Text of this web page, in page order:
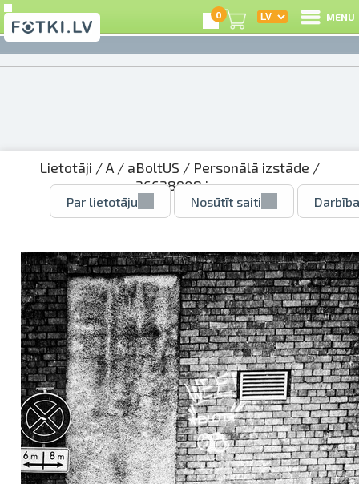
0 MENU
Lietotāji /A / aBoltUS / Personālā izstāde /
36638908.jpg
Par lietotāju Nosūtīt saiti